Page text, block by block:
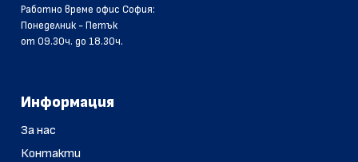
Pаботно време офис София:
Понеделник - Петък
от 09.30ч. до 18.30ч.
Информация
За нас
Контакти